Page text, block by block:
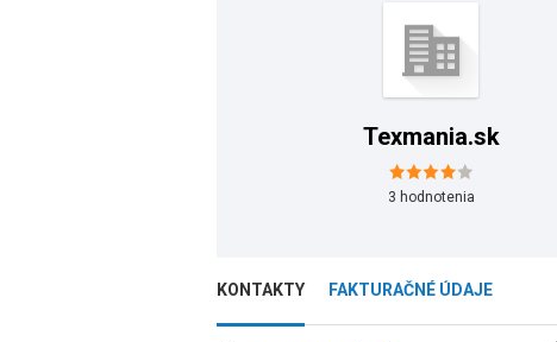
Texmania.sk
3 hodnotenia
KONTAKTY FAKTURAČNÉ ÚDAJE